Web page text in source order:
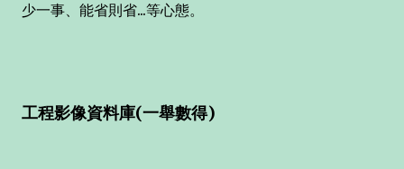
少一事、能省則省...等心態。
工程影像資料庫(一舉數得)